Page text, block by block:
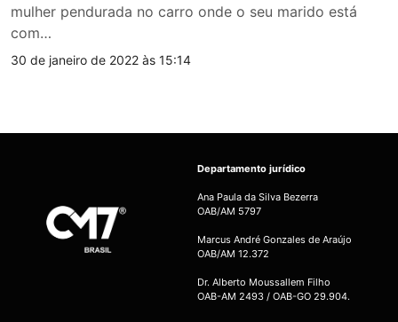
mulher pendurada no carro onde o seu marido está
com…
30 de janeiro de 2022 às 15:14
Departamento jurídico
Ana Paula da Silva Bezerra
OAB/AM 5797
Marcus André Gonzales de Araújo
OAB/AM 12.372
Dr. Alberto Moussallem Filho
OAB-AM 2493 / OAB-GO 29.904.